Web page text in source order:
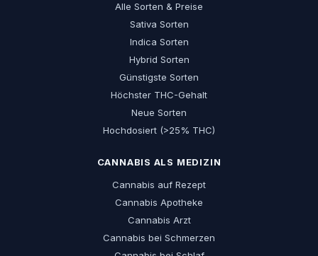
Alle Sorten & Preise
Sativa Sorten
Indica Sorten
Hybrid Sorten
Günstigste Sorten
Höchster THC-Gehalt
Neue Sorten
Hochdosiert (>25% THC)
CANNABIS ALS MEDIZIN
Cannabis auf Rezept
Cannabis Apotheke
Cannabis Arzt
Cannabis bei Schmerzen